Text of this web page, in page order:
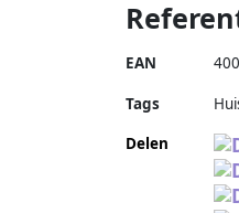
EAN
Tags
Delen